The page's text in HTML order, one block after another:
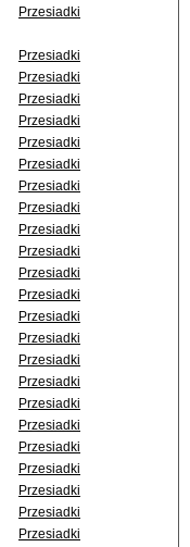
Przesiadki
Przesiadki
Przesiadki
Przesiadki
Przesiadki
Przesiadki
Przesiadki
Przesiadki
Przesiadki
Przesiadki
Przesiadki
Przesiadki
Przesiadki
Przesiadki
Przesiadki
Przesiadki
Przesiadki
Przesiadki
Przesiadki
Przesiadki
Przesiadki
Przesiadki
Przesiadki
Przesiadki